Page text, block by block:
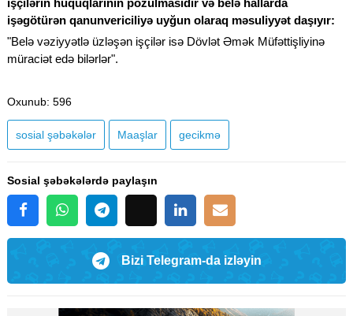
işəgötürən qanunvericiliyə uyğun olaraq məsuliyyət daşıyır:
"Belə vəziyyətlə üzləşən işçilər isə Dövlət Əmək Müfəttişliyinə
müraciət edə bilərlər".
Oxunub: 596
sosial şəbəkələr Maaşlar gecikmə
Sosial şəbəkələrdə paylaşın
Bizi Telegram-da izləyin